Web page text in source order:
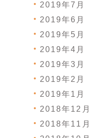
2019年7月
2019年6月
2019年5月
2019年4月
2019年3月
2019年2月
2019年1月
2018年12月
2018年11月